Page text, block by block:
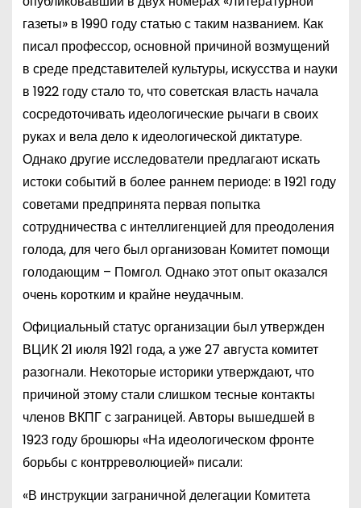
газеты» в 1990 году статью с таким названием. Как
писал профессор, основной причиной возмущений
в среде представителей культуры, искусства и науки
в 1922 году стало то, что советская власть начала
сосредоточивать идеологические рычаги в своих
руках и вела дело к идеологической диктатуре.
Однако другие исследователи предлагают искать
истоки событий в более раннем периоде: в 1921 году
советами предпринята первая попытка
сотрудничества с интеллигенцией для преодоления
голода, для чего был организован Комитет помощи
голодающим – Помгол. Однако этот опыт оказался
очень коротким и крайне неудачным.
Официальный статус организации был утвержден
ВЦИК 21 июля 1921 года, а уже 27 августа комитет
разогнали. Некоторые историки утверждают, что
причиной этому стали слишком тесные контакты
членов ВКПГ с заграницей. Авторы вышедшей в
1923 году брошюры «На идеологическом фронте
борьбы с контрреволюцией» писали:
«В инструкции заграничной делегации Комитета